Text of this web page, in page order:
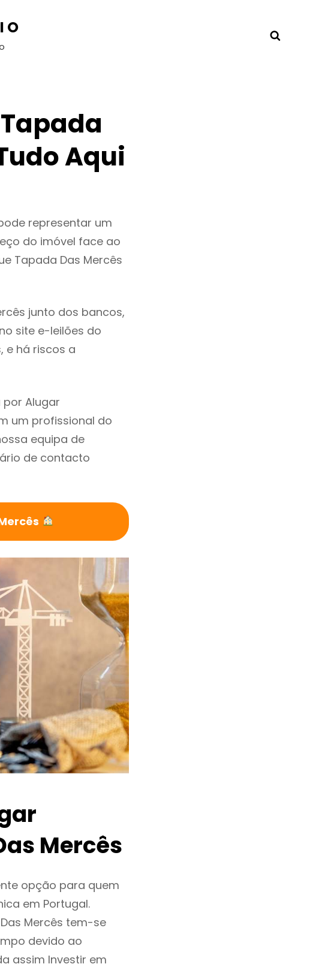
Aqui
representar um
do imóvel face ao
Tapada Das Mercês
junto dos bancos,
site e-leilões do
e há riscos a
Alugar
um profissional do
equipa de
de contacto
Mercês
opção para quem
em Portugal.
Mercês tem-se
devido ao
assim Investir em